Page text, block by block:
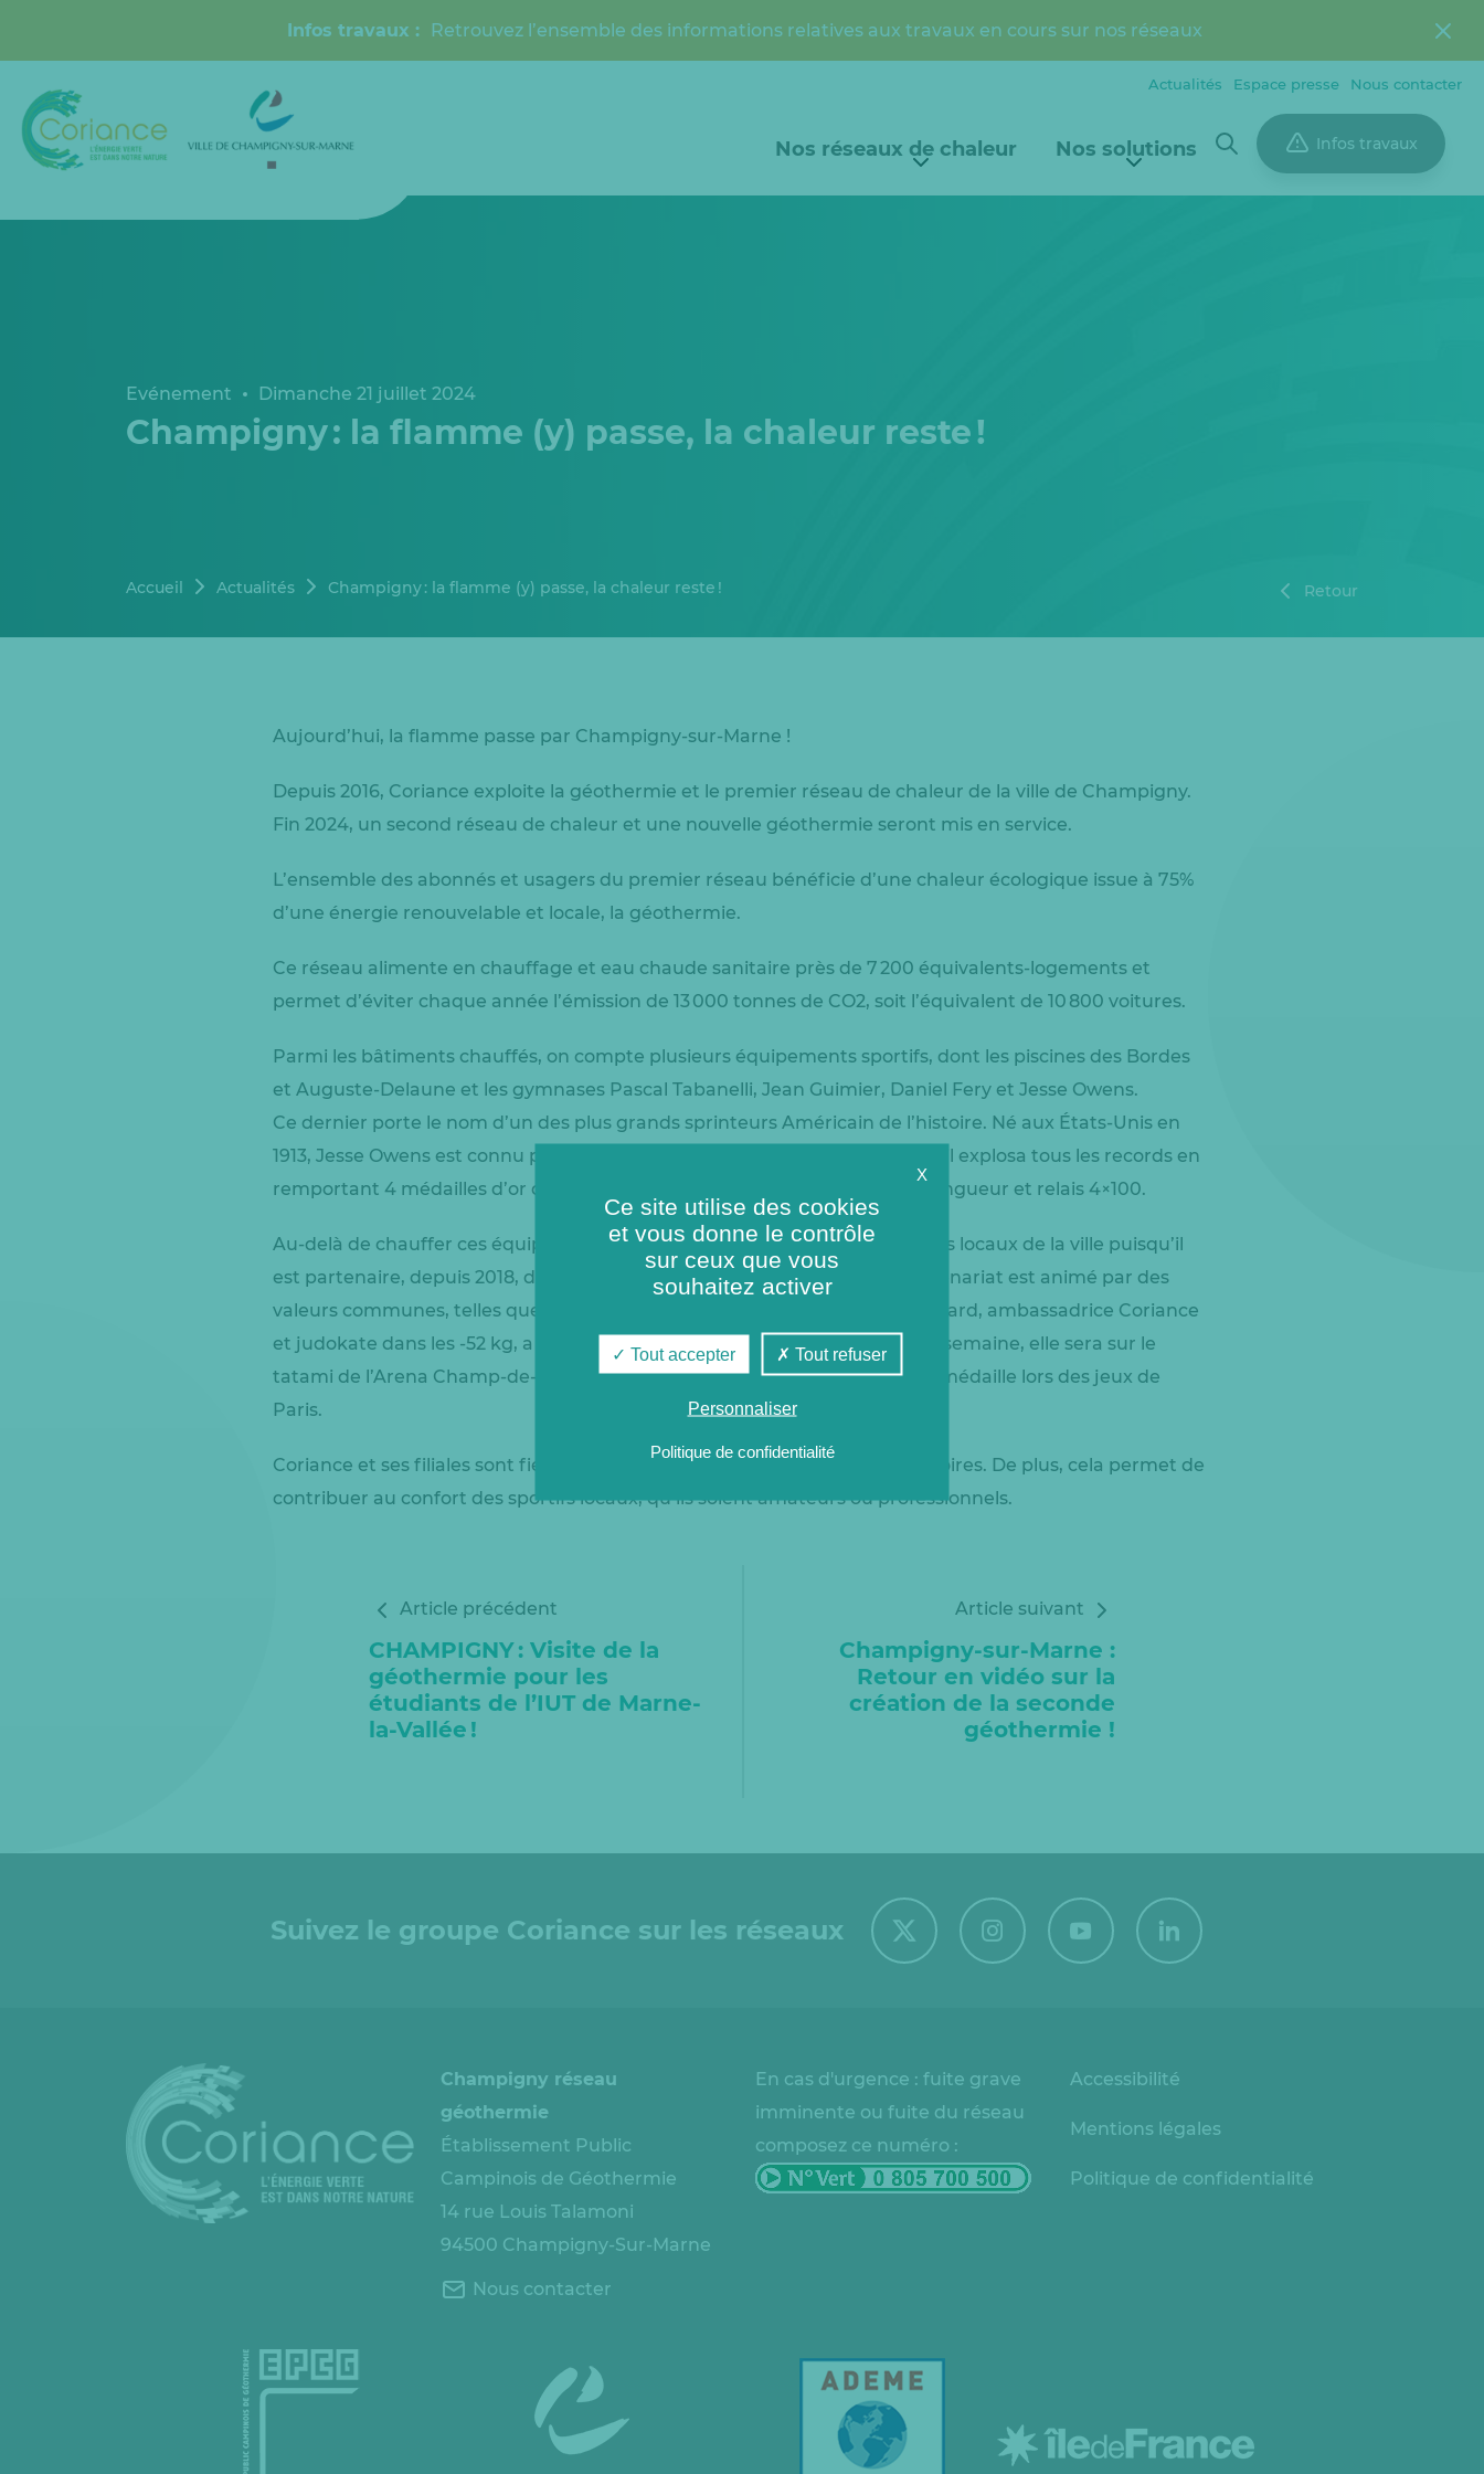
Infos travaux : Retrouvez l’ensemble des informations relatives aux travaux en cours sur nos réseaux
Actualités Espace presse Nous contacter
Nos réseaux de chaleur Nos solutions Infos travaux
Evénement Dimanche 21 juillet 2024
Champigny : la flamme (y) passe, la chaleur reste !
Accueil Actualités Champigny : la flamme (y) passe, la chaleur reste ! Retour
Aujourd’hui, la flamme passe par Champigny-sur-Marne !
Depuis 2016, Coriance exploite la géothermie et le premier réseau de chaleur de la ville de Champigny.
Fin 2024, un second réseau de chaleur et une nouvelle géothermie seront mis en service.
L’ensemble des abonnés et usagers du premier réseau bénéficie d’une chaleur écologique issue à 75%
d’une énergie renouvelable et locale, la géothermie.
Ce réseau alimente en chauffage et eau chaude sanitaire près de 7 200 équivalents-logements et
permet d’éviter chaque année l’émission de 13 000 tonnes de CO2, soit l’équivalent de 10 800 voitures.
Parmi les bâtiments chauffés, on compte plusieurs équipements sportifs, dont les piscines des Bordes
et Auguste-Delaune et les gymnases Pascal Tabanelli, Jean Guimier, Daniel Fery et Jesse Owens.
Ce dernier porte le nom d’un des plus grands sprinteurs Américain de l’histoire. Né aux États-Unis en
1913, Jesse Owens est connu pour son triomphe aux jeux de Berlin de 1936 : il explosa tous les records en
remportant 4 médailles d’or dans les disciplines du 100m, 200m, saut en longueur et relais 4×100.
Au-delà de chauffer ces équipements sportifs, Coriance soutient les acteurs locaux de la ville puisqu’il
est partenaire, depuis 2018, du Red Star Judo Club de Champigny. Ce partenariat est animé par des
valeurs communes, telles que l’exigence et l’engagement. Amandine Buchard, ambassadrice Coriance
et judokate dans les -52 kg, a évolué dans ce club de 2013 à 2021. Dans une semaine, elle sera sur le
tatami de l’Arena Champ-de-Mars pour tenter de décrocher une nouvelle médaille lors des jeux de
Paris.
Coriance et ses filiales sont fiers de participer à la décarbonation des territoires. De plus, cela permet de
contribuer au confort des sportifs locaux, qu’ils soient amateurs ou professionnels.
Article précédent
CHAMPIGNY : Visite de la
géothermie pour les
étudiants de l’IUT de Marne-
la-Vallée !
Article suivant
Champigny-sur-Marne :
Retour en vidéo sur la
création de la seconde
géothermie !
Suivez le groupe Coriance sur les réseaux
Champigny réseau
géothermie
Établissement Public
Campinois de Géothermie
14 rue Louis Talamoni
94500 Champigny-Sur-Marne
Nous contacter
En cas d'urgence : fuite grave
imminente ou fuite du réseau
composez ce numéro :
Accessibilité
Mentions légales
Politique de confidentialité
X
Ce site utilise des cookies
et vous donne le contrôle
sur ceux que vous
souhaitez activer
Tout accepter Tout refuser
Personnaliser
Politique de confidentialité